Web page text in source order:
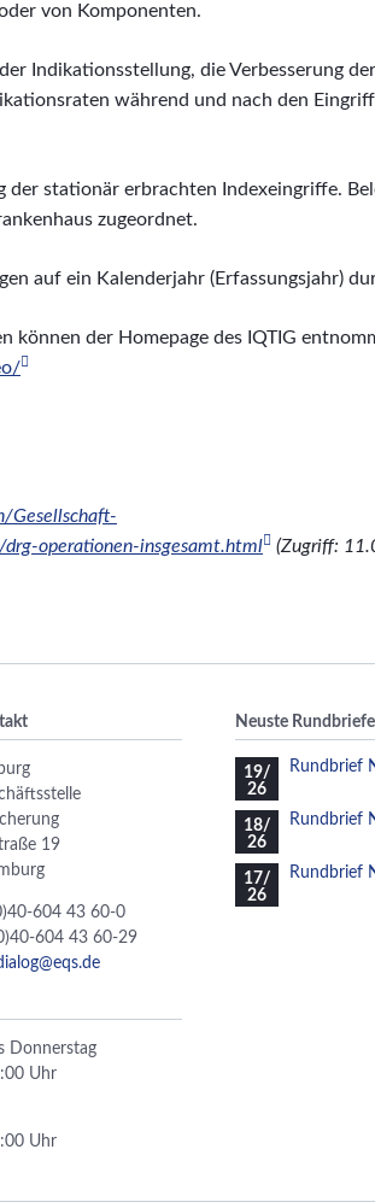
von Komponenten.
Indikationsstellung, die Verbesserung der
während und nach den
der stationär erbrachten Indexeingriffe.
zugeordnet.
auf ein Kalenderjahr (Erfassungsjahr)
der Homepage des IQTIG
Gesellschaft-
operationen-insgesamt.html
(Zugriff:
19
604 43 60-0
604 43 60-29
Donnerstag
Uhr
Uhr
Neuste Rundbriefe
19/
26
Rundbrief
18/
26
Rundbrief
17/
26
Rundbrief